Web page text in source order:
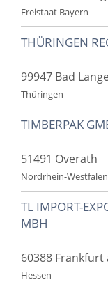
Freistaat Bayern
THÜRINGEN
99947 Bad
Thüringen
TIMBERPAK
51491 Overath
Nordrhein-Westfalen
TL IMPORT-
MBH
60388 Frankfurt
Hessen